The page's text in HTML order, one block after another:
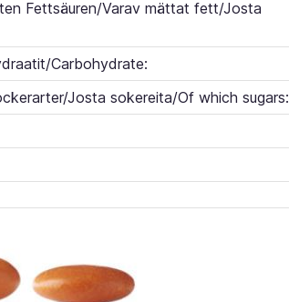
Fettsäuren/Varav mättat fett/Josta
Carbohydrate:
Josta sokereita/Of which sugars: